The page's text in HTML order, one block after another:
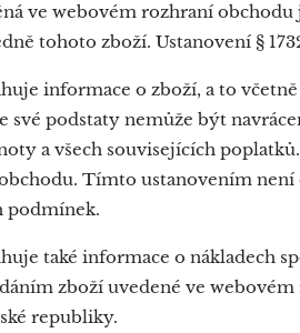
ve webovém rozhraní
tohoto zboží. Ustanovení §
informace o zboží, a to
své podstaty nemůže být
a všech souvisejících
Tímto ustanovením
podmínek.
také informace o nákladech
zboží uvedené ve
republiky.